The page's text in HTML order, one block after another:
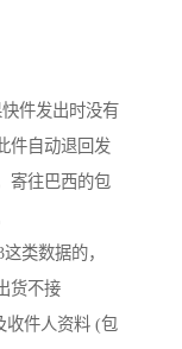
件发出时没有
件自动退回发
寄往巴西的包
类数据的，
货不接
收件人资料 (包